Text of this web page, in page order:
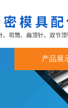
产品展